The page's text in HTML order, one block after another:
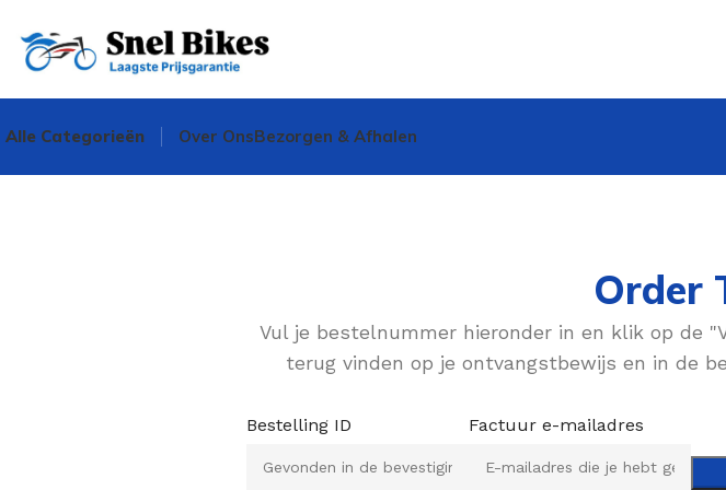
Alle Categorieën Over OnsBezorgen & Afhalen
Order
Vul je bestelnummer hieronder in en klik op de
terug vinden op je ontvangstbewijs en in de
Bestelling ID Factuur e-mailadres